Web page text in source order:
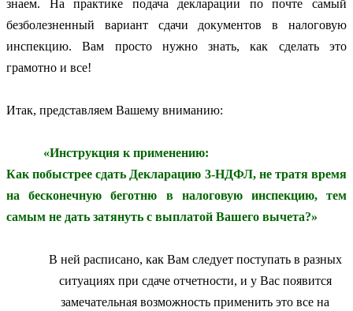
знаем. На практике подача декларации по почте самый
безболезненный вариант сдачи документов в налоговую
инспекцию. Вам просто нужно знать, как сделать это
грамотно и все!
Итак, представляем Вашему вниманию:
«Инструкция к применению:
Как побыстрее сдать Декларацию 3-НДФЛ, не тратя время
на бесконечную беготню в налоговую инспекцию, тем
самым не дать затянуть с выплатой Вашего вычета?»
В ней расписано, как Вам следует поступать в разных
ситуациях при сдаче отчетности, и у Вас появится
замечательная возможность применить это все на